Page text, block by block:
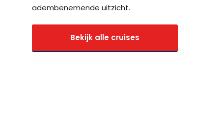
adembenemende uitzicht.
Bekijk alle cruises